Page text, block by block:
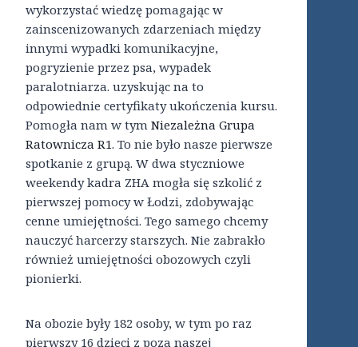
wykorzystać wiedzę pomagając w
zainscenizowanych zdarzeniach między
innymi wypadki komunikacyjne,
pogryzienie przez psa, wypadek
paralotniarza. uzyskując na to
odpowiednie certyfikaty ukończenia kursu.
Pomogła nam w tym Niezależna Grupa
Ratownicza R1. To nie było nasze pierwsze
spotkanie z grupą. W dwa styczniowe
weekendy kadra ZHA mogła się szkolić z
pierwszej pomocy w Łodzi, zdobywając
cenne umiejętności. Tego samego chcemy
nauczyć harcerzy starszych. Nie zabrakło
również umiejętności obozowych czyli
pionierki.
Na obozie były 182 osoby, w tym po raz
pierwszy 16 dzieci z poza naszej